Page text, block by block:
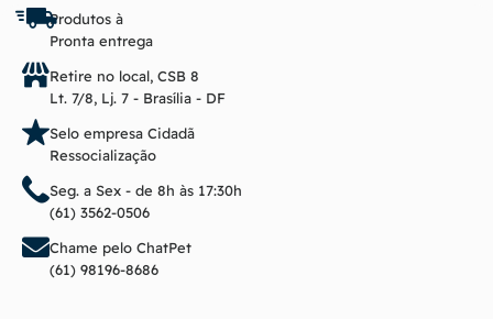
Produtos à
Pronta entrega
Retire no local, CSB 8
Lt. 7/8, Lj. 7 - Brasília - DF
Selo empresa Cidadã
Ressocialização
Seg. a Sex - de 8h às 17:30h
(61) 3562-0506
Chame pelo ChatPet
(61) 98196-8686